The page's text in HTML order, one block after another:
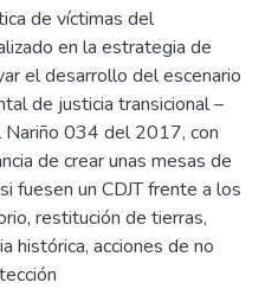
de víctimas del
en la estrategia de
el desarrollo del escenario
de justicia transicional –
Nariño 034 del 2017, con
de crear unas mesas de
fuesen un CDJT frente a los
restitución de tierras,
histórica, acciones de no